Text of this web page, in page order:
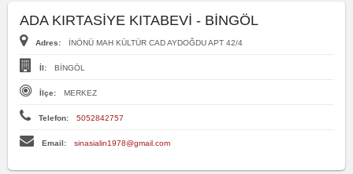
ADA KIRTASİYE KITABEVİ - BİNGÖL
Adres: İNÖNÜ MAH KÜLTÜR CAD AYDOĞDU APT 42/4
İl: BİNGÖL
İlçe: MERKEZ
Telefon: 5052842757
Email: sinasialin1978@gmail.com